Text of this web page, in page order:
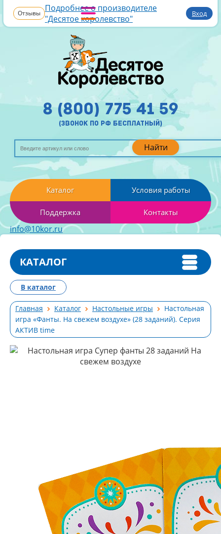
Отзывы Подробнее о производителе
"Десятое королевство"
Вход
Найти
8 (800) 775 41 59
(звонок по рф бесплатный)
Каталог Условия работы
Поддержка Контакты
info@10kor.ru
КАТАЛОГ
Главная Каталог Настольные игры
Настольная
игра «Фанты. На свежем воздухе» (28 заданий). Серия
АКТИВ time
В каталог